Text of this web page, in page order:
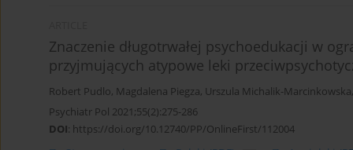
Znaczenie długotrwałej psychoedukacji w
przyjmujących atypowe leki
Robert Pudlo, Magdalena Piegza, Urszula Michalik-Marcinkowska,
Psychiatr Pol 2021;55(2):275-286
DOI: https://doi.org/10.12740/PP/OnlineFirst/112004